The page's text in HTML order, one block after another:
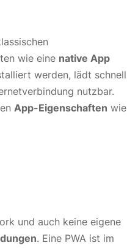
wie eine native App
werden, lädt schnell
nutzbar.
App-Eigenschaften wie
und auch keine eigene
. Eine PWA ist im